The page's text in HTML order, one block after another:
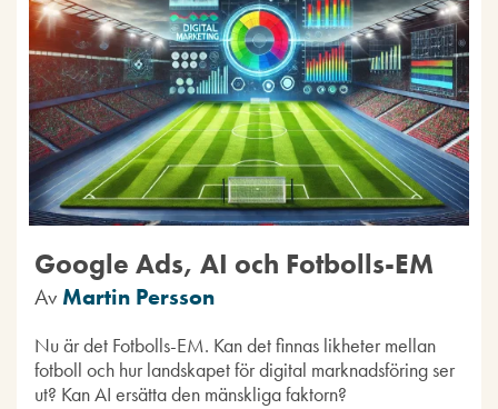
Google Ads, AI och Fotbolls-EM
Av Martin Persson
Nu är det Fotbolls-EM. Kan det finnas likheter mellan
fotboll och hur landskapet för digital marknadsföring ser
ut? Kan AI ersätta den mänskliga faktorn?